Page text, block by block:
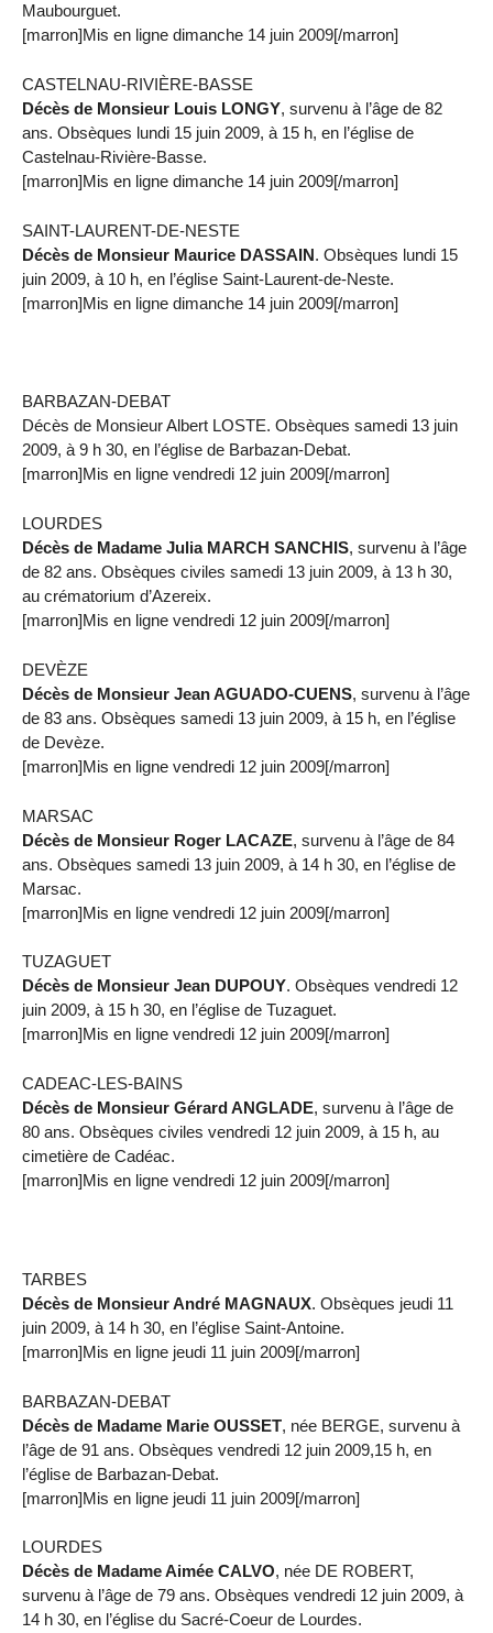
Maubourguet.
[marron]Mis en ligne dimanche 14 juin 2009[/marron]
CASTELNAU-RIVIÈRE-BASSE
Décès de Monsieur Louis LONGY, survenu à l’âge de 82
ans. Obsèques lundi 15 juin 2009, à 15 h, en l’église de
Castelnau-Rivière-Basse.
[marron]Mis en ligne dimanche 14 juin 2009[/marron]
SAINT-LAURENT-DE-NESTE
Décès de Monsieur Maurice DASSAIN. Obsèques lundi 15
juin 2009, à 10 h, en l’église Saint-Laurent-de-Neste.
[marron]Mis en ligne dimanche 14 juin 2009[/marron]
BARBAZAN-DEBAT
Décès de Monsieur Albert LOSTE. Obsèques samedi 13 juin
2009, à 9 h 30, en l’église de Barbazan-Debat.
[marron]Mis en ligne vendredi 12 juin 2009[/marron]
LOURDES
Décès de Madame Julia MARCH SANCHIS, survenu à l’âge
de 82 ans. Obsèques civiles samedi 13 juin 2009, à 13 h 30,
au crématorium d’Azereix.
[marron]Mis en ligne vendredi 12 juin 2009[/marron]
DEVÈZE
Décès de Monsieur Jean AGUADO-CUENS, survenu à l’âge
de 83 ans. Obsèques samedi 13 juin 2009, à 15 h, en l’église
de Devèze.
[marron]Mis en ligne vendredi 12 juin 2009[/marron]
MARSAC
Décès de Monsieur Roger LACAZE, survenu à l’âge de 84
ans. Obsèques samedi 13 juin 2009, à 14 h 30, en l’église de
Marsac.
[marron]Mis en ligne vendredi 12 juin 2009[/marron]
TUZAGUET
Décès de Monsieur Jean DUPOUY. Obsèques vendredi 12
juin 2009, à 15 h 30, en l’église de Tuzaguet.
[marron]Mis en ligne vendredi 12 juin 2009[/marron]
CADEAC-LES-BAINS
Décès de Monsieur Gérard ANGLADE, survenu à l’âge de
80 ans. Obsèques civiles vendredi 12 juin 2009, à 15 h, au
cimetière de Cadéac.
[marron]Mis en ligne vendredi 12 juin 2009[/marron]
TARBES
Décès de Monsieur André MAGNAUX. Obsèques jeudi 11
juin 2009, à 14 h 30, en l’église Saint-Antoine.
[marron]Mis en ligne jeudi 11 juin 2009[/marron]
BARBAZAN-DEBAT
Décès de Madame Marie OUSSET, née BERGE, survenu à
l’âge de 91 ans. Obsèques vendredi 12 juin 2009,15 h, en
l’église de Barbazan-Debat.
[marron]Mis en ligne jeudi 11 juin 2009[/marron]
LOURDES
Décès de Madame Aimée CALVO, née DE ROBERT,
survenu à l’âge de 79 ans. Obsèques vendredi 12 juin 2009, à
14 h 30, en l’église du Sacré-Coeur de Lourdes.